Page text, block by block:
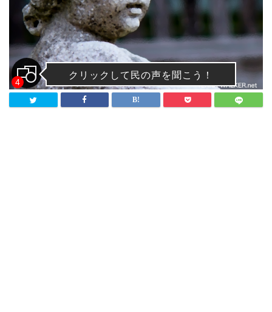
4
クリックして民の声を聞こう！